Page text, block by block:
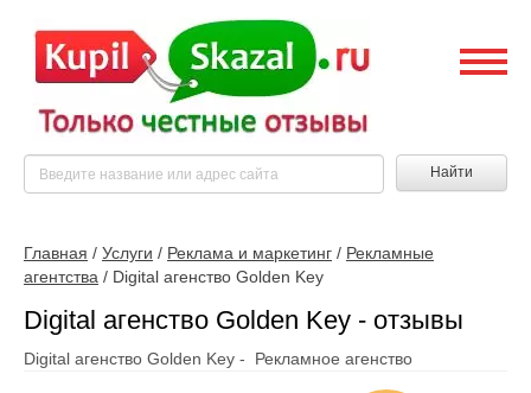
Найти
Главная / Услуги / Реклама и маркетинг / Рекламные
агентства / Digital агенство Golden Key
Digital агенство Golden Key - отзывы
Digital агенство Golden Key - Рекламное агенство